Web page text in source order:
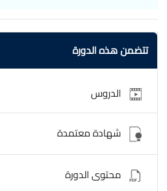
تتضمن هذه الدورة
الدروس
شهادة معتمدة
محتوى الدورة